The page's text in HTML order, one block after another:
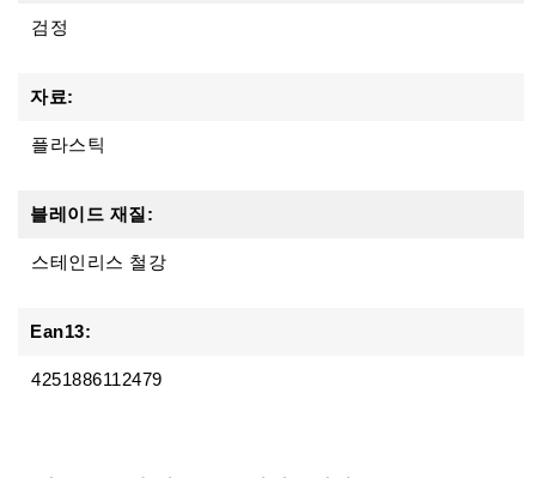
검정
자료:
플라스틱
블레이드 재질:
스테인리스 철강
Ean13:
4251886112479